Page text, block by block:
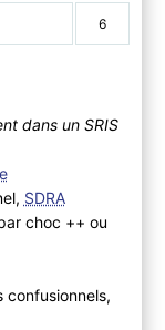
6
dans un SRIS
SDRA
choc ++ ou
confusionnels,